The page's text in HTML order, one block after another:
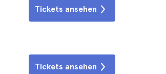
Tickets ansehen
Tickets ansehen